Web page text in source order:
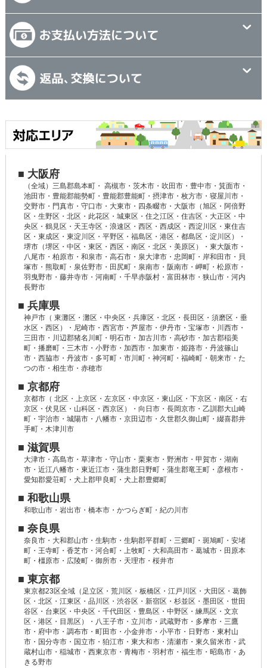
■ 大阪府
（全域）三島郡島本町・ 高槻市・茨木市・吹田市・豊中市・箕面市・
池田市・豊能郡能勢町・豊能郡豊能町・摂津市・枚方市・寝屋川市・
交野市・門真市・守口市・大東市・四条畷市・大阪市（旭区・阿倍野
区・生野区・北区・此花区・城東区・住之江区・住吉区・大正区・中
央区・鶴見区・天王寺区・浪速区・西区・西成区・西淀川区・東住吉
区・東成区・東淀川区・平野区・福島区・港区・都島区・淀川区）・
堺市（堺区・中区・東区・西区・南区・北区・美原区）・東大阪市・
八尾市・柏原市・和泉市・高石市・泉大津市・忠岡町・岸和田市・貝
塚市・熊取町・泉佐野市・田尻町・泉南市・阪南市・岬町・松原市・
羽曳野市・藤井寺市・河南町・千早赤阪村・富田林市・狭山市・河内
長野市
■ 兵庫県
神戸市（ 東灘区・灘区・中央区・兵庫区・北区・長田区・須磨区・垂
水区・西区）・尼崎市・西宮市・芦屋市・伊丹市・宝塚市・川西市・
三田市・川辺郡猪名川町・明石市・加古川市・高砂市・加古郡稲美
町・播磨町・三木市・小野市・加西市・加東市・姫路市・丹波篠山
市・西脇市・丹波市・多可町・市川町・神河町・福崎町・朝来市・た
つの市・相生市・赤穂市
■ 京都府
京都市（ 北区・上京区・左京区・中京区・東山区・下京区・南区・右
京区・伏見区・山科区・西京区）・向日市・長岡京市・乙訓郡大山崎
町・宇治市・城陽市・八幡市・京田辺市・久世郡久御山町・綴喜郡井
手町・木津川市
■ 滋賀県
大津市・高島市・草津市・守山市・栗東市・野洲市・甲賀市・湖南
市・近江八幡市・東近江市・蒲生郡日野町・蒲生郡竜王町・彦根市・
愛知郡愛荘町・犬上郡甲良町・犬上郡豊郷町
■ 和歌山県
和歌山市・岩出市・橋本市・かつらぎ町・紀の川市
■ 奈良県
奈良市・大和郡山市・生駒市・生駒郡平群町・三郷町・斑鳩町・安堵
町・王寺町・香芝市・河合町・上牧町・大和高田市・葛城市・田原本
町・橿原市・広陵町・御所市・天理市・桜井市
■ 東京都
東京都23区全域（足立区・荒川区・板橋区・江戸川区・大田区・葛飾
区・北区・江東区・品川区・渋谷区・新宿区・杉並区・墨田区・世田
谷区・台東区・中央区・千代田区・豊島区・中野区・練馬区・文京
区・港区・目黒区）・八王子市・立川市・武蔵野市・多摩市・三鷹
市・府中市・調布市・町田市・小金井市・小平市・日野市・東村山
市・国分寺市・国立市・狛江市・東大和市・清瀬市・東久留米市・武
蔵村山市・稲城市・西東京市・青梅市・羽村市・福生市・昭島市・あ
きる野市